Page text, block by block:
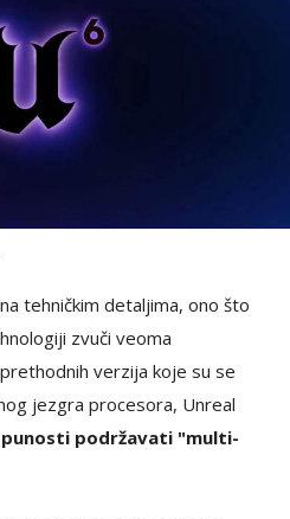
tehničkim detaljima, ono što
zvuči veoma
verzija koje su se
jezgra procesora, Unreal
podržavati "multi-